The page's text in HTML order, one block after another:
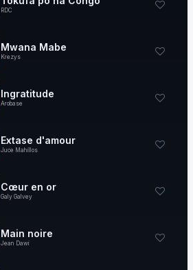
RDC
Mwana Mabe
Krezys
Ingratitude
Arobase
Extase d'amour
Juce Mahillos
Cœur en or
Galy Galvey
Main noire
Jean Dawi